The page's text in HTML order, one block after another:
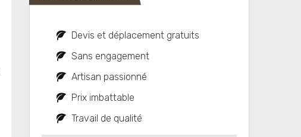
Devis et déplacement gratuits
Sans engagement
Artisan passionné
Prix imbattable
Travail de qualité